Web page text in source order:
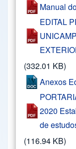
Manual
EDITAL
(332.01 KB)
Anexos
2020
de
(116.94 KB)